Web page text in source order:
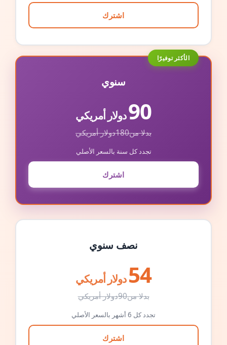
اشترك
الأكثر توفيرًا
سنوي
90دولار أمريكي
بدلا من180دولار أمريكي
تجدد كل سنة بالسعر الأصلي
اشترك
نصف سنوي
54 دولار أمريكي
بدلا من90دولار أمريكي
تجدد كل 6 أشهر بالسعر الأصلي
اشترك